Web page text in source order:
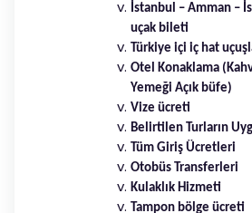
İstanbul – Amman –
uçak bileti
Türkiye içi iç hat
Otel Konaklama
Yemeği Açık büfe)
Vize ücreti
Belirtilen Turların
Tüm Giriş Ücretleri
Otobüs Transferleri
Kulaklık Hizmeti
Tampon bölge ücreti